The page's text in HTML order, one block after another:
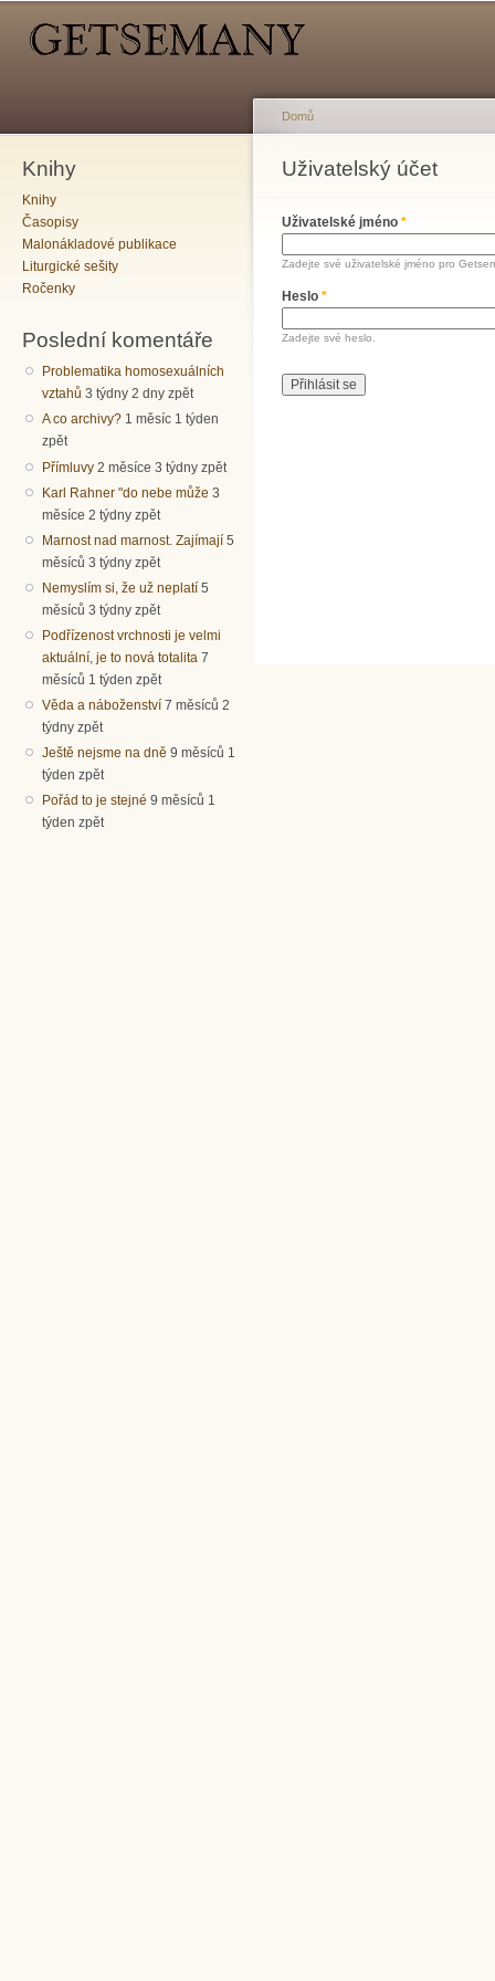
Knihy
Knihy
Časopisy
Malonákladové publikace
Liturgické sešity
Ročenky
Poslední komentáře
Problematika homosexuálních
vztahů 3 týdny 2 dny zpět
A co archivy? 1 měsíc 1 týden
zpět
Přímluvy 2 měsíce 3 týdny zpět
Karl Rahner "do nebe může 3
měsíce 2 týdny zpět
Marnost nad marnost. Zajímají 5
měsíců 3 týdny zpět
Nemyslím si, že už neplatí 5
měsíců 3 týdny zpět
Podřízenost vrchnosti je velmi
aktuální, je to nová totalita 7
měsíců 1 týden zpět
Věda a náboženství 7 měsíců 2
týdny zpět
Ještě nejsme na dně 9 měsíců 1
týden zpět
Pořád to je stejné 9 měsíců 1
týden zpět
Jste zde
Domů
Uživatelský účet
Hlavní záložky
Uživatelské jméno *
Zadejte své uživatelské jméno pro
Heslo *
Zadejte své heslo.